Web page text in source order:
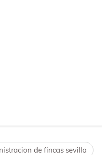
de fincas sevilla